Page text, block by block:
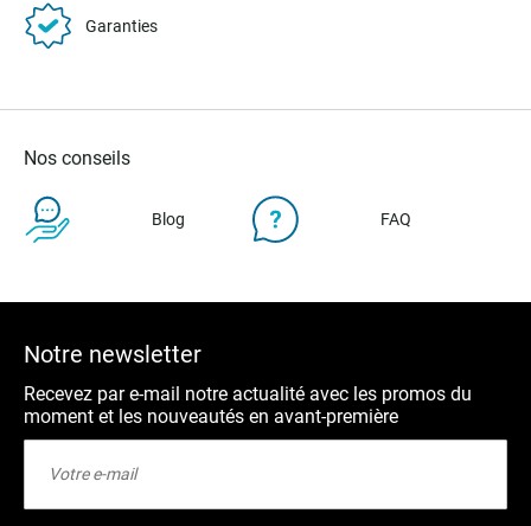
Garanties
Nos conseils
Blog FAQ
Notre newsletter
Recevez par e-mail notre actualité avec les promos du
moment et les nouveautés en avant-première